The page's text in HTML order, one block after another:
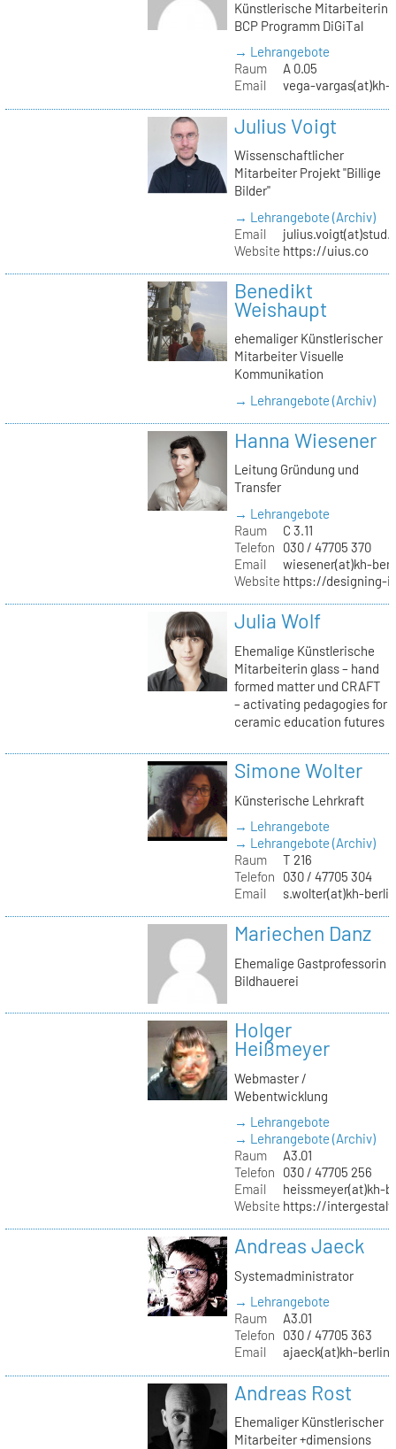
Künstlerische Mitarbeiterin
BCP Programm DiGiTal
→ Lehrangebote
Raum
A 0.05
Email
vega-vargas(at)kh-
Julius Voigt
Wissenschaftlicher
Mitarbeiter Projekt "Billige
Bilder"
→ Lehrangebote (Archiv)
Email
Website https://uius.co
Benedikt
Weishaupt
ehemaliger Künstlerischer
Mitarbeiter Visuelle
Kommunikation
→ Lehrangebote (Archiv)
Hanna Wiesener
Leitung Gründung und
Transfer
→ Lehrangebote
Raum
C 3.11
Telefon
030 / 47705 370
Email
wiesener(at)kh-
Website https://designing-
Julia Wolf
Ehemalige Künstlerische
Mitarbeiterin glass – hand
formed matter und CRAFT
– activating pedagogies for
ceramic education futures
Simone Wolter
Künsterische Lehrkraft
→ Lehrangebote
→ Lehrangebote (Archiv)
Raum
T 216
Telefon
030 / 47705 304
Email
s.wolter(at)kh-
Mariechen Danz
Ehemalige Gastprofessorin
Bildhauerei
Holger
Heißmeyer
Webmaster /
Webentwicklung
→ Lehrangebote
→ Lehrangebote (Archiv)
Raum
A3.01
Telefon
030 / 47705 256
Email
heissmeyer(at)kh-
Website https://
Andreas Jaeck
Systemadministrator
→ Lehrangebote
Raum
A3.01
Telefon
030 / 47705 363
Email
ajaeck(at)kh-
Andreas Rost
Ehemaliger Künstlerischer
Mitarbeiter +dimensions